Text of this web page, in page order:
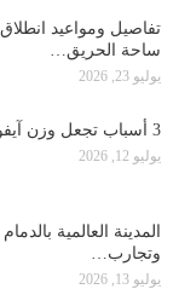
تفاصيل ومواعيد
ساحة الحريق…
يوليو 23, 2026
3 أسباب تجعل وزن آيفون 18 برو ماكس ميزة لا عيبًا
يوليو 12, 2026
وتجارب…
يوليو 13, 2026